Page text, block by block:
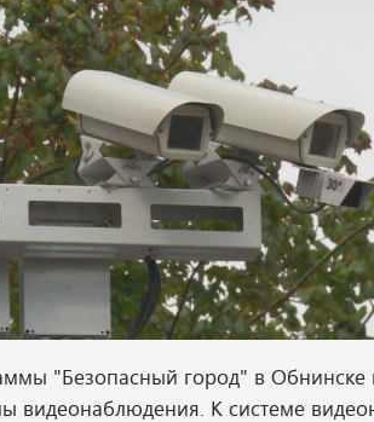
"Безопасный город" в Обнинске
видеонаблюдения. К системе